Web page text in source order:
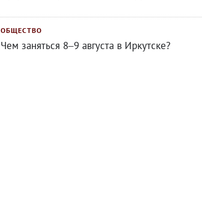
ОБЩЕСТВО
Чем заняться 8–9 августа в Иркутске?